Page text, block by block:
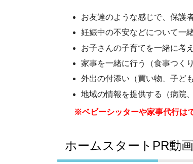
お友達のような感じで、保護
妊娠中の不安などについて一
お子さんの子育てを一緒に考
家事を一緒に行う（食事つく
外出の付添い（買い物、子ど
地域の情報を提供する（病院
※ベビーシッターや家事代行は
ホームスタートPR動画